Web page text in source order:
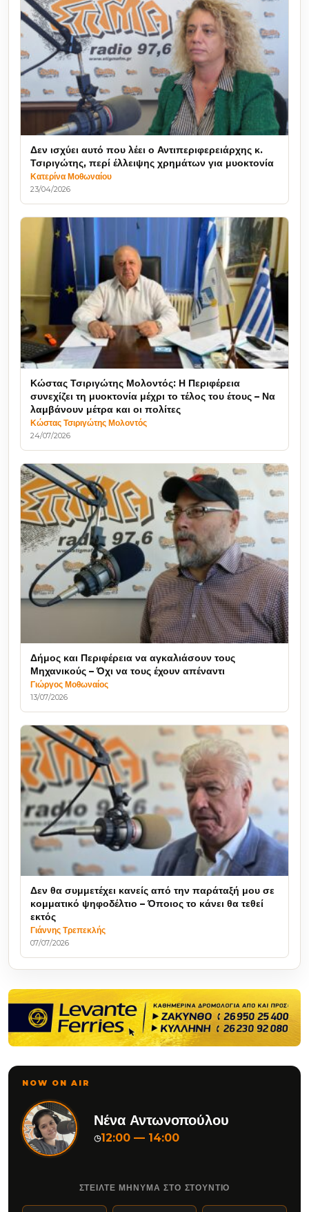
Δεν ισχύει αυτό που λέει ο Αντιπεριφερειάρχης κ.
Τσιριγώτης, περί έλλειψης χρημάτων για μυοκτονία
Κατερίνα Μοθωναίου
23/04/2026
Κώστας Τσιριγώτης Μολοντός: Η Περιφέρεια
συνεχίζει τη μυοκτονία μέχρι το τέλος του έτους – Να
λαμβάνουν μέτρα και οι πολίτες
Κώστας Τσιριγώτης Μολοντός
24/07/2026
Δήμος και Περιφέρεια να αγκαλιάσουν τους
Μηχανικούς – Όχι να τους έχουν απέναντι
Γιώργος Μοθωναίος
13/07/2026
Δεν θα συμμετέχει κανείς από την παράταξή μου σε
κομματικό ψηφοδέλτιο – Όποιος το κάνει θα τεθεί
εκτός
Γιάννης Τρεπεκλής
07/07/2026
NOW ON AIR
Νένα Αντωνοπούλου
◷12:00 — 14:00
ΣΤΕΙΛΤΕ ΜΗΝΥΜΑ ΣΤΟ ΣΤΟΥΝΤΙΟ